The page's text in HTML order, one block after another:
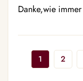
Danke,wie
1 2